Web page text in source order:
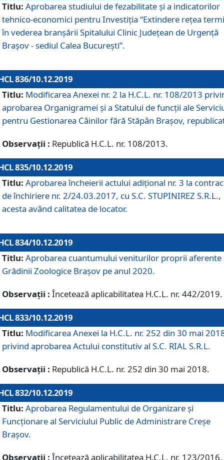
Titlu: Aprobarea studiului de fezabilitate și a indicatorilor
tehnico-economici pentru Investiția “Extindere rețea
în vederea branșării Spitalului Clinic Județean de Urgență
Brașov - sediul Calea București”.
836/10.12.2019
Titlu: Modificarea Anexei nr. 2 la H.C.L. nr. 108/2013
aprobarea Organigramei şi a Statului de funcții ale
pentru Gestionarea Câinilor fără Stăpân Brașov,
Observații : Republică H.C.L. nr. 108/2013.
835/10.12.2019
Titlu: Aprobarea încheierii actului adițional nr. 3 la
de închiriere nr. 2/24.03.2017, cu S.C. STUPINIREZ S.R.L.,
acesta având calitatea de locator.
834/10.12.2019
Titlu: Aprobarea cuantumului veniturilor proprii aferente
Grădinii Zoologice Braşov pe anul 2020.
Observații : Încetează aplicabilitatea H.C.L. nr. 442/2019.
833/10.12.2019
Titlu: Modificarea Anexei la H.C.L. nr. 252 din 30 mai
privind aprobarea Actului constitutiv al S.C. RIAL S.R.L.
Observații : Republică H.C.L. nr. 252 din 30 mai 2018.
832/10.12.2019
Titlu: Aprobarea Regulamentului de Organizare și
Funcționare al Serviciului Public de Administrare Creșe
Brașov.
Observații : Încetează aplicabilitatea H.C.L. nr. 123/2016.